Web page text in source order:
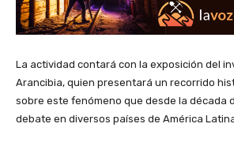
La actividad contará con la exposición del
Arancibia, quien presentará un recorrido
sobre este fenómeno que desde la década
debate en diversos países de América